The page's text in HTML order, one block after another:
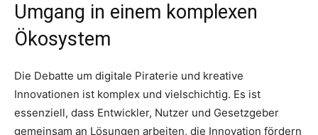
Umgang in einem komplexen
Ökosystem
Die Debatte um digitale Piraterie und kreative
Innovationen ist komplex und vielschichtig. Es ist
essenziell, dass Entwickler, Nutzer und Gesetzgeber
gemeinsam an Lösungen arbeiten, die Innovation fördern